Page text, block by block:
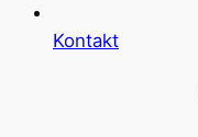
Kontakt